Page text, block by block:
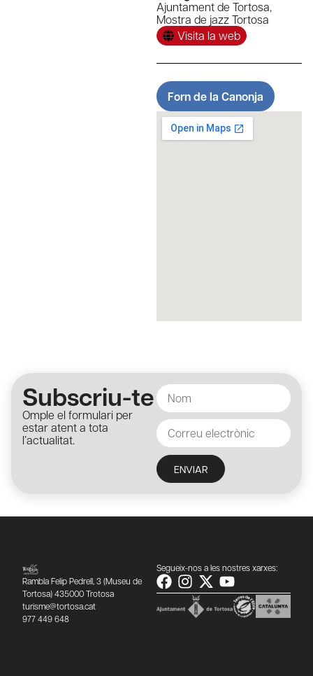
Ajuntament de Tortosa,
Mostra de jazz Tortosa
Visita la web
Forn de la Canonja
Subscriu-te
Omple el formulari per
estar atent a tota
l’actualitat.
ENVIAR
Rambla Felip Pedrell, 3 (Museu de
Tortosa) 435000 Trotosa
turisme@tortosa.cat
977 449 648
Segueix-nos a les nostres xarxes: